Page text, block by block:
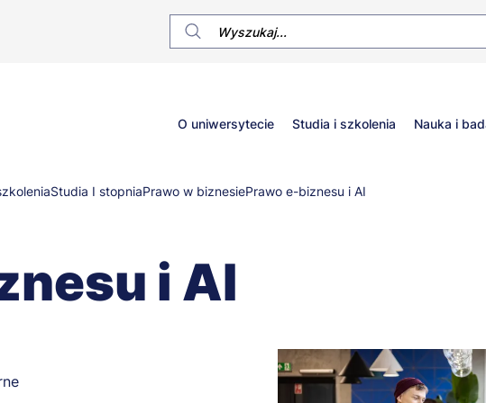
Główne
menu
O uniwersytecie Studia i szkolenia Nauka i
Studia I stopniaPrawo w biznesiePrawo e-biznesu i AI
i AI